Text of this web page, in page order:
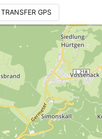
TRANSFER GPS